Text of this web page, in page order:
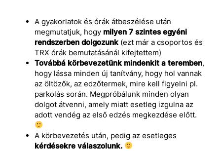
A gyakorlatok és órák átbeszélése után
megmutatjuk, hogy milyen 7 szintes egyéni
rendszerben dolgozunk (ezt már a csoportos és
TRX órák bemutatásánál kifejtettem)
Továbbá körbevezetünk mindenkit a teremben,
hogy lássa minden új tanítvány, hogy hol vannak
az öltözők, az edzőtermek, mire kell figyelni pl.
parkolás során. Megpróbálunk minden olyan
dolgot átvenni, amely miatt esetleg izgulna az
adott vendég az első edzés megkezdése előtt.
A körbevezetés után, pedig az esetleges
kérdésekre válaszolunk.